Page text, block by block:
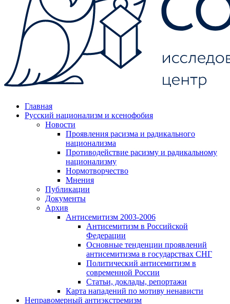
Главная
Русский национализм и ксенофобия
Новости
Проявления расизма и радикального
национализма
Противодействие расизму и радикальному
национализму
Нормотворчество
Мнения
Публикации
Документы
Архив
Антисемитизм 2003-2006
Антисемитизм в Российской
Федерации
Основные тенденции проявлений
антисемитизма в государствах СНГ
Политический антисемитизм в
современной России
Статьи, доклады, репортажи
Карта нападений по мотиву ненависти
Неправомерный антиэкстремизм